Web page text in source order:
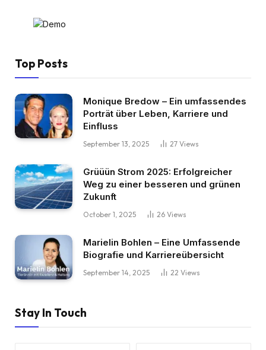
Top Posts
Monique Bredow – Ein umfassendes
Porträt über Leben, Karriere und
Einfluss
September 13, 2025 27 Views
Grüüün Strom 2025: Erfolgreicher
Weg zu einer besseren und grünen
Zukunft
October 1, 2025 26 Views
Marielin Bohlen – Eine Umfassende
Biografie und Karriereübersicht
September 14, 2025 22 Views
Stay In Touch